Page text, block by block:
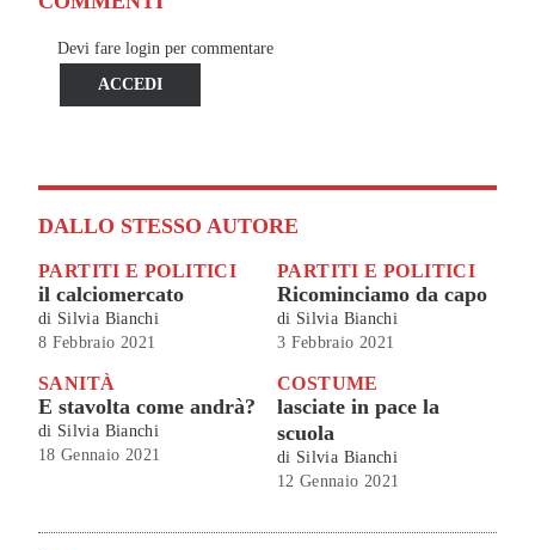
Devi fare login per commentare
ACCEDI
DALLO STESSO AUTORE
PARTITI E POLITICI
il calciomercato
di Silvia Bianchi
8 Febbraio 2021
PARTITI E POLITICI
Ricominciamo da capo
di Silvia Bianchi
3 Febbraio 2021
SANITÀ
E stavolta come andrà?
di Silvia Bianchi
18 Gennaio 2021
COSTUME
lasciate in pace la
scuola
di Silvia Bianchi
12 Gennaio 2021